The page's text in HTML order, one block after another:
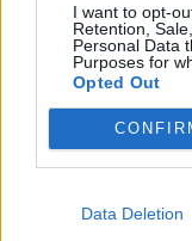
I want to opt-
Retention,
Personal Data
Purposes for
Opted Out
Data Deletion
ΔΕΙΤΕ
ΣΤΗΝ ΙΔΙΑ